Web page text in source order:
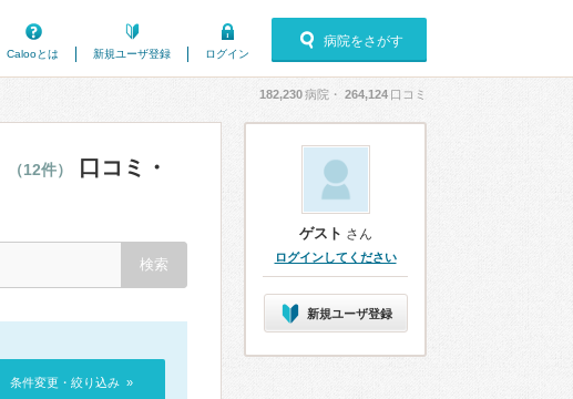
Calooとは
新規ユーザ登録 ログイン
病院をさがす
182,230病院・ 264,124 口コミ
（12件）
口コミ・
条件変更・絞り込み »
ゲスト さん
ログインしてください
新規ユーザ登録